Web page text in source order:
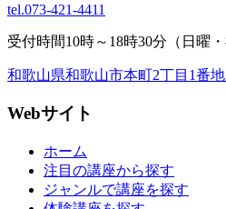
tel.073-421-4411
受付時間10時～18時30分（日曜・
和歌山県和歌山市本町2丁目1番
Webサイト
ホーム
注目の講座から探す
ジャンルで講座を探す